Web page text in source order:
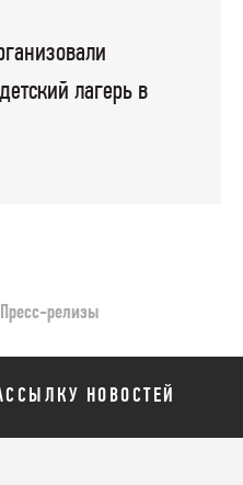
лагерь в
Пресс-релизы
НОВОСТЕЙ